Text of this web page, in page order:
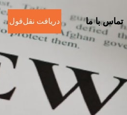
تماس با ما دریافت نقل‌قول